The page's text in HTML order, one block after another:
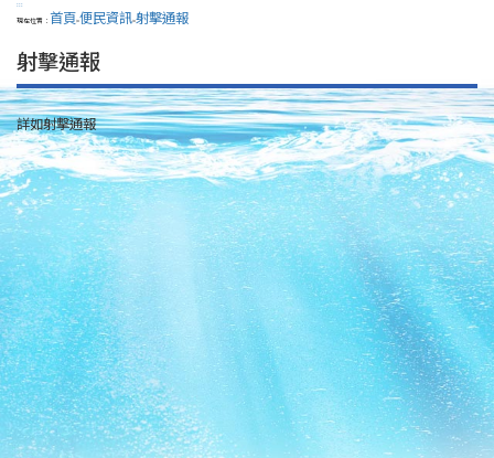
:::
現在位置： 首頁>便民資訊>射擊通報
射擊通報
詳如射擊通報